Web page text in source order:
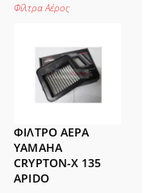
Φίλτρα Αέρος
ΦΙΛΤΡΟ ΑΕΡΑ
YAMAHA
CRYPTON-X 135
APIDO